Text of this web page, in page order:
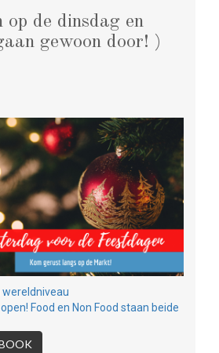
op de dinsdag en
gewoon door! )
Food en Non Food staan beide